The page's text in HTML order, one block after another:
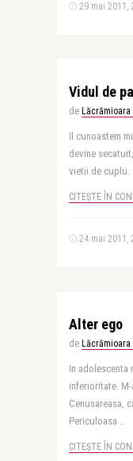
29 mai 2011,
Vidul de
de Lăcrămioara
Il cunoastem
devine
vietii de cuplu.
CITEȘTE ÎN
24 mai 2011,
Alter ego
de Lăcrămioara
In adolescenta
inferioritate.
Cenusareasa,
Periculoasa ..
CITEȘTE ÎN